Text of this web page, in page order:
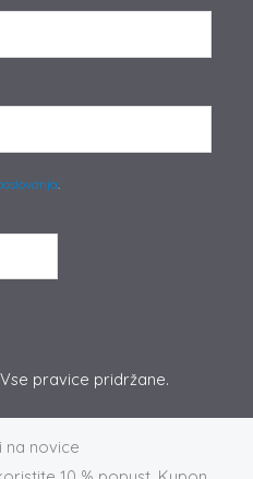
pravice pridržane.
na novice